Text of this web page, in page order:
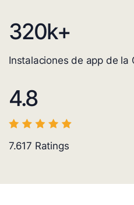
320k+
Instalaciones de app de la
4.8
7.617 Ratings